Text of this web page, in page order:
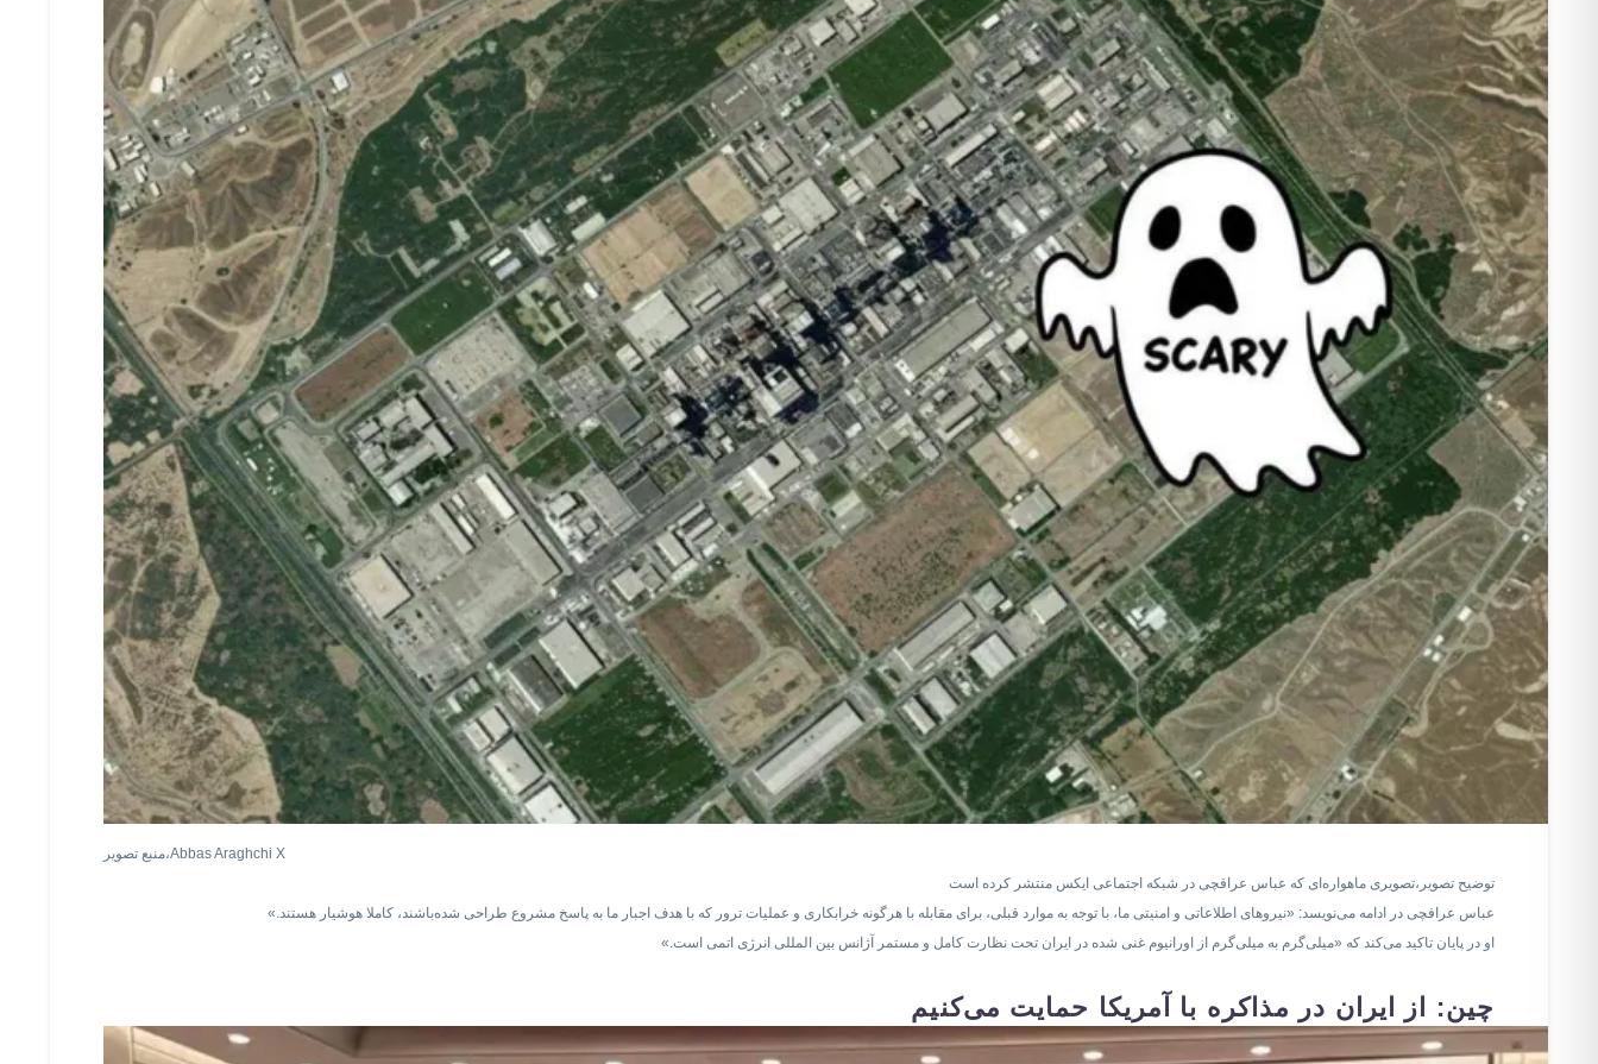
منبع تصویر،Abbas Araghchi X
توضیح تصویر،تصویری ماهواره‌ای که عباس عراقچی در شبکه اجتماعی ایکس منتشر کرده است
عباس عراقچی در ادامه می‌نویسد: «نیرو‌های اطلاعاتی و امنیتی ما، با توجه به موارد قبلی، برای مقابله با هرگونه خرابکاری و عملیات ترور که با هدف اجبار ما به پاسخ مشروع طراحی شده‌باشند، کاملا هوشیار هستند.»
او در پایان تاکید می‌کند که «میلی‌گرم به میلی‌گرم از اورانیوم غنی شده در ایران تحت نظارت کامل و مستمر آژانس بین المللی انرژی اتمی است.»
چین: از ایران در مذاکره با آمریکا حمایت می‌کنیم